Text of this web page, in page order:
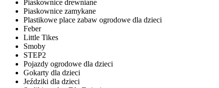
Piaskownice drewniane
Piaskownice zamykane
Plastikowe place zabaw ogrodowe dla dzieci
Feber
Little Tikes
Smoby
STEP2
Pojazdy ogrodowe dla dzieci
Gokarty dla dzieci
Jeździki dla dzieci